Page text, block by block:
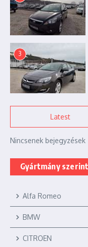
3
Latest
Nincsenek bejegyzések
Gyártmány szerint
Alfa Romeo
BMW
CITROEN